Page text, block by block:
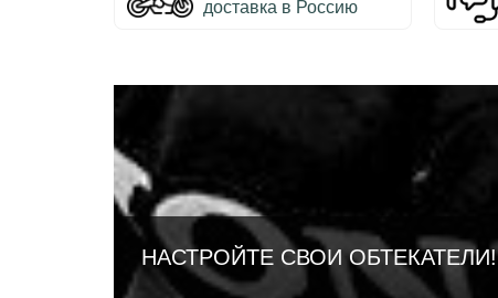
доставка в Россию
НАСТРОЙТЕ СВОИ ОБТЕКАТЕЛИ!